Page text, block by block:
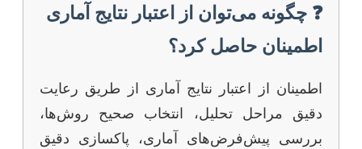
❓ چگونه می‌توان از اعتبار نتایج آماری
اطمینان حاصل کرد؟
اطمینان از اعتبار نتایج آماری از طریق رعایت
دقیق مراحل تحلیل، انتخاب صحیح روش‌ها،
بررسی پیش‌فرض‌های آماری، پاکسازی دقیق